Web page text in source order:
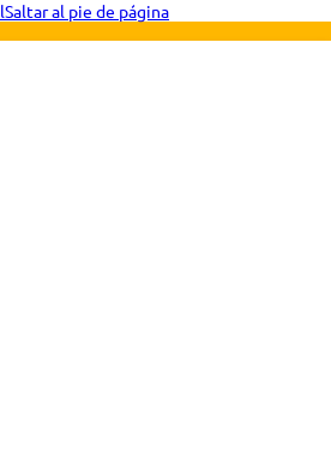
Saltar al pie de página